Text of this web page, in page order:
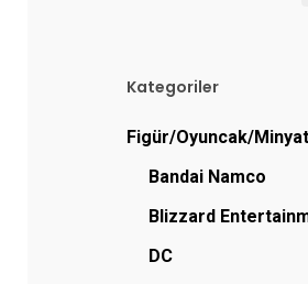
Kategoriler
Figür/Oyuncak/
Bandai Namco
Blizzard
DC